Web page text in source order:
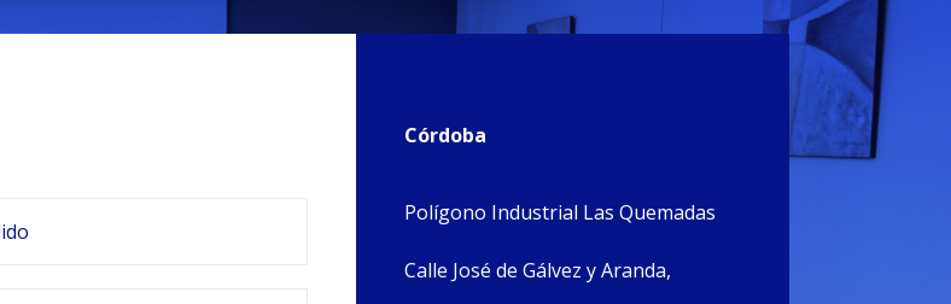
Córdoba
Polígono Industrial Las Quemadas
Calle José de Gálvez y Aranda,